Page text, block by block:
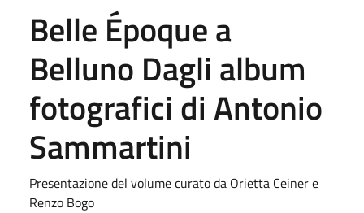
Belle Époque a
Belluno Dagli album
fotografici di Antonio
Sammartini
Presentazione del volume curato da Orietta Ceiner e
Renzo Bogo